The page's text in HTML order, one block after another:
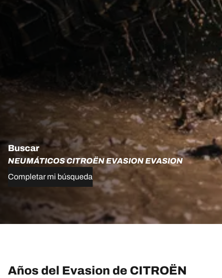
Buscar
NEUMÁTICOS CITROËN EVASION EVASION
Completar mi búsqueda
Años del Evasion de CITROËN